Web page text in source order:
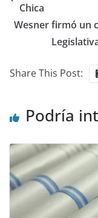
Chica
Wesner firmó un
Share This Post:
Podría